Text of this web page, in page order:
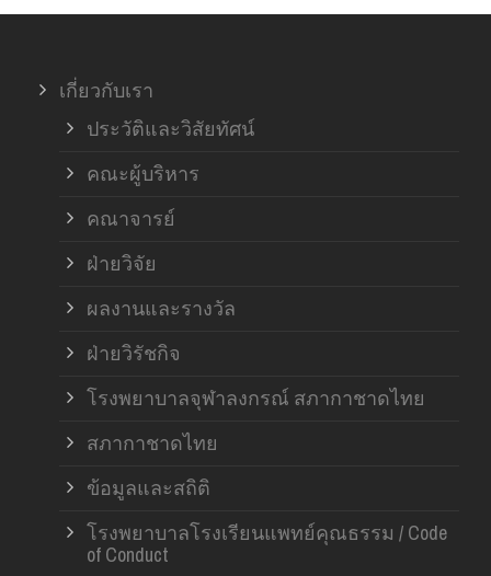
เกี่ยวกับเรา
ประวัติและวิสัยทัศน์
คณะผู้บริหาร
คณาจารย์
ฝ่ายวิจัย
ผลงานและรางวัล
ฝ่ายวิรัชกิจ
โรงพยาบาลจุฬาลงกรณ์ สภากาชาดไทย
สภากาชาดไทย
ข้อมูลและสถิติ
โรงพยาบาลโรงเรียนแพทย์คุณธรรม / Code
of Conduct